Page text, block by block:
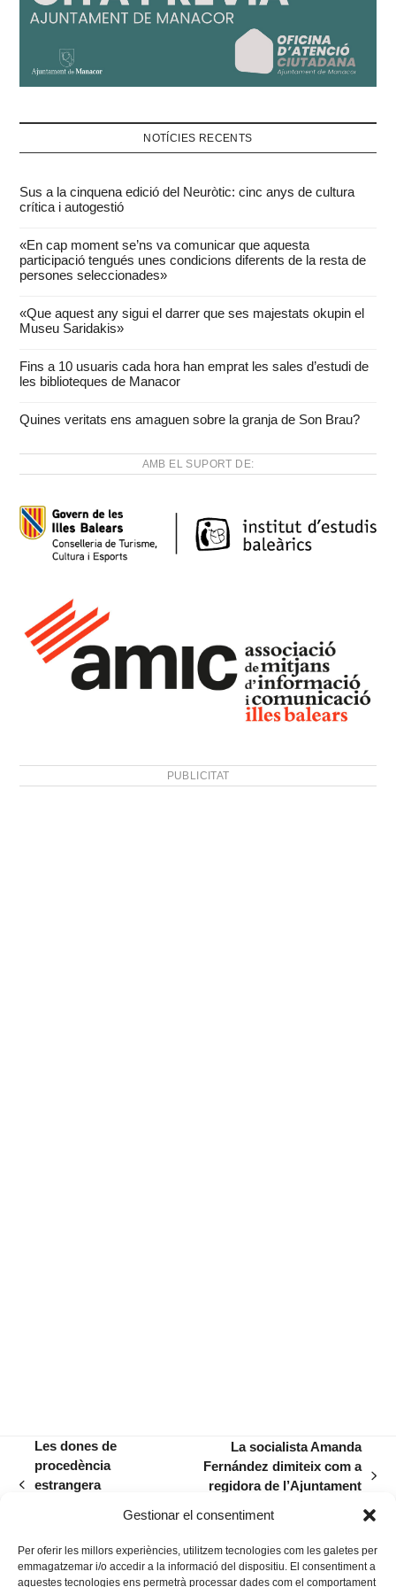
Gestionar el consentiment
Per oferir les millors experiències, utilitzem tecnologies com les galetes per
emmagatzemar i/o accedir a la informació del dispositiu. El consentiment a
aquestes tecnologies ens permetrà processar dades com el comportament
NOTÍCIES RECENTS
Sus a la cinquena edició del Neuròtic: cinc anys de cultura
crítica i autogestió
«En cap moment se’ns va comunicar que aquesta
participació tengués unes condicions diferents de la resta de
persones seleccionades»
«Que aquest any sigui el darrer que ses majestats okupin el
Museu Saridakis»
Fins a 10 usuaris cada hora han emprat les sales d’estudi de
les biblioteques de Manacor
Quines veritats ens amaguen sobre la granja de Son Brau?
AMB EL SUPORT DE:
PUBLICITAT
previous
Les dones de
procedència
estrangera
nova associació
next
La socialista Amanda
Fernández dimiteix com a
regidora de l’Ajuntament